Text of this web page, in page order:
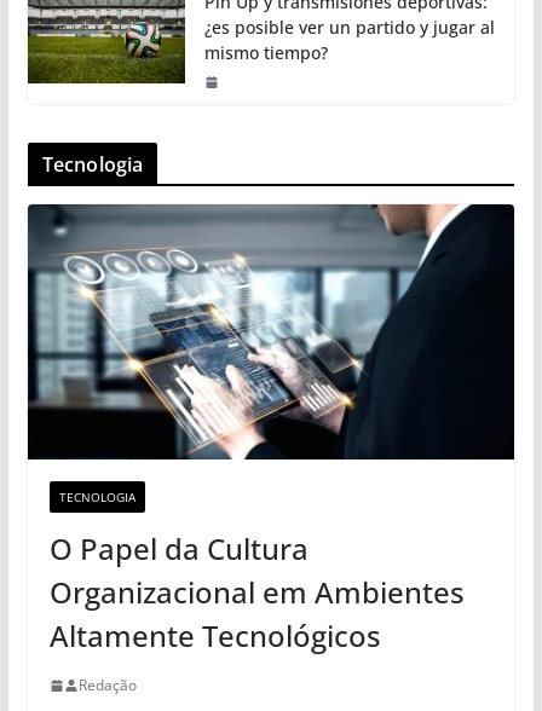
¿es posible ver un partido y jugar al
mismo tiempo?
Tecnologia
TECNOLOGIA
O Papel da Cultura
Organizacional em Ambientes
Altamente Tecnológicos
Redação